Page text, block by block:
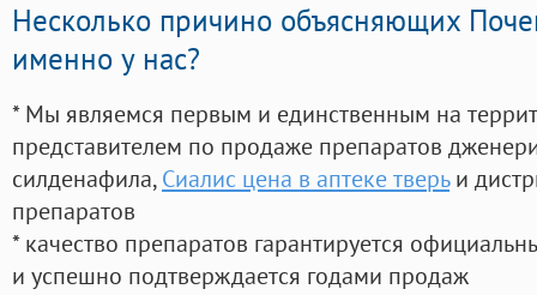
Несколько причино объясняющих
именно у нас?
* Мы являемся первым и единственным на
представителем по продаже препаратов
силденафила, Сиалис цена в аптеке тверьи
препаратов
* качество препаратов гарантируется
и успешно подтверждается годами продаж